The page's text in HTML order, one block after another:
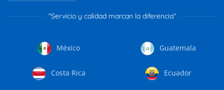
"Servicio y calidad marcan la diferencia"
México Guatemala
Costa Rica Ecuador